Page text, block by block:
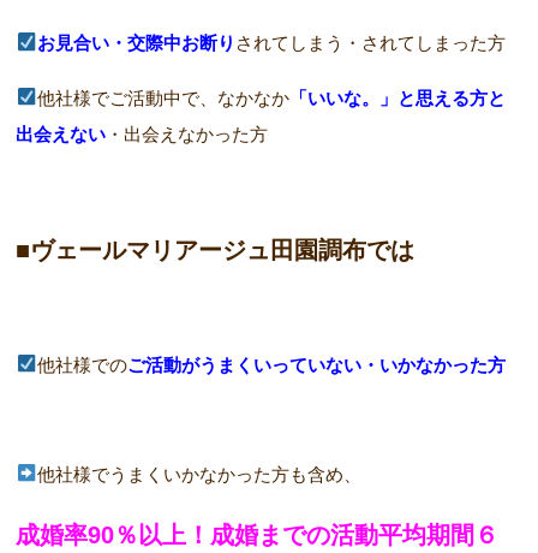
お見合い・交際中お断り されてしまう・されてしまった方
他社様でご活動中で、なかなか 「いいな。」と思える方と
出会えない ・出会えなかった方
■ヴェールマリアージュ田園調布では
他社様でのご活動がうまくいっていない・いかなかった方
他社様でうまくいかなかった方も含め、
成婚率90％以上！成婚までの活動平均期間６